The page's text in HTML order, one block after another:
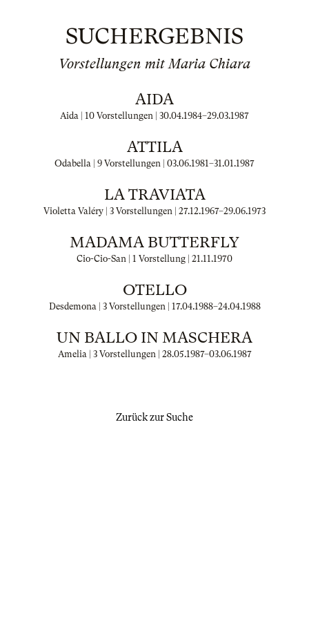
SUCHERGEBNIS
Vorstellungen mit Maria Chiara
AIDA
Aida | 10 Vorstellungen | 30.04.1984–29.03.1987
ATTILA
Odabella | 9 Vorstellungen | 03.06.1981–31.01.1987
LA TRAVIATA
Violetta Valéry | 3 Vorstellungen | 27.12.1967–29.06.1973
MADAMA BUTTERFLY
Cio-Cio-San | 1 Vorstellung | 21.11.1970
OTELLO
Desdemona | 3 Vorstellungen | 17.04.1988–24.04.1988
UN BALLO IN MASCHERA
Amelia | 3 Vorstellungen | 28.05.1987–03.06.1987
Zurück zur Suche